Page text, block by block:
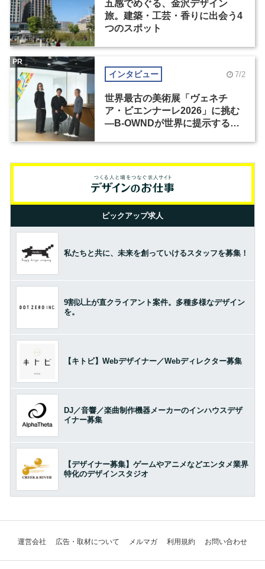
五感でめぐる、金沢デザイン
旅。建築・工芸・香りに出会う4
つのスポット
インタビュー 7/2
世界最古の美術展「ヴェネチ
ア・ビエンナーレ2026」に挑む
―B-OWNDが世界に提示する美
PR
ピックアップ求人
私たちと共に、未来を創っていけるスタッフを募集！
9割以上が直クライアント案件。多種多様なデザイン
を。
【キトビ】Webデザイナー／Webディレクター募集
DJ／音響／楽曲制作機器メーカーのインハウスデザ
イナー募集
【デザイナー募集】ゲームやアニメなどエンタメ業界
特化のデザインスタジオ
運営会社 広告・取材について メルマガ 利用規約 お問い合わせ